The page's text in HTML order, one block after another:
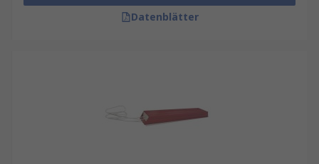
Datenblätter